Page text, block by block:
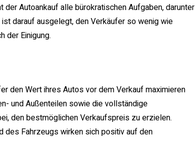
Autoankauf alle bürokratischen Aufgaben, darunter
darauf ausgelegt, den Verkäufer so wenig wie
der Einigung.
den Wert ihres Autos vor dem Verkauf maximieren
und Außenteilen sowie die vollständige
den bestmöglichen Verkaufspreis zu erzielen.
des Fahrzeugs wirken sich positiv auf den